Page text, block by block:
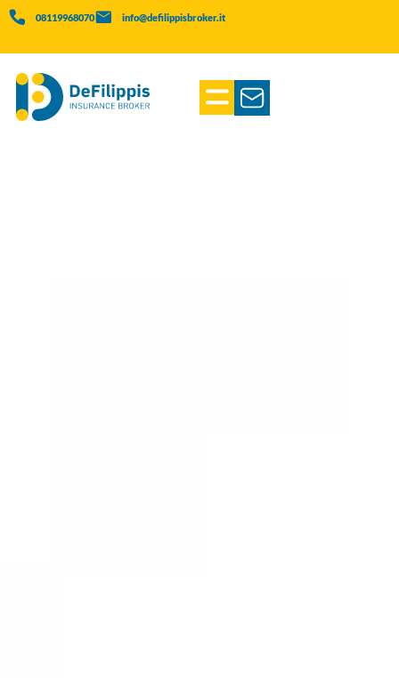
08119968070 info@defilippisbroker.it